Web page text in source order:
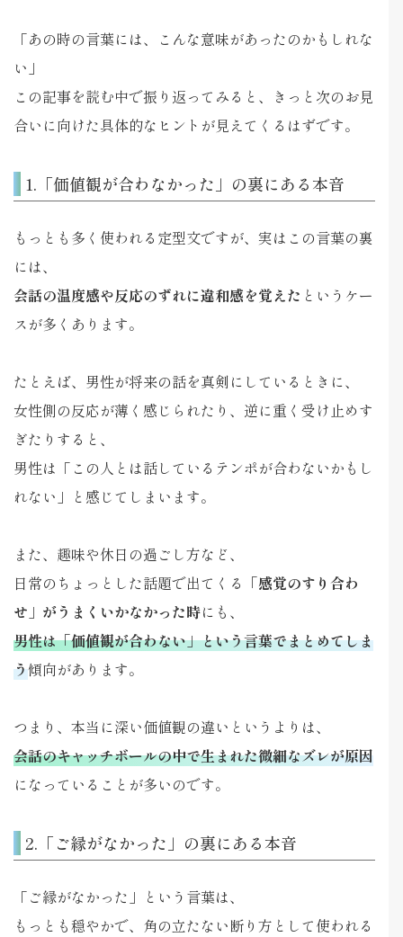
「あの時の言葉には、こんな意味があったのかもしれな
い」
この記事を読む中で振り返ってみると、きっと次のお見
合いに向けた具体的なヒントが見えてくるはずです。
1.「価値観が合わなかった」の裏にある本音
もっとも多く使われる定型文ですが、実はこの言葉の裏
には、
会話の温度感や反応のずれに違和感を覚えた というケー
スが多くあります。
たとえば、男性が将来の話を真剣にしているときに、
女性側の反応が薄く感じられたり、逆に重く受け止めす
ぎたりすると、
男性は「この人とは話しているテンポが合わないかもし
れない」と感じてしまいます。
また、趣味や休日の過ごし方など、
日常のちょっとした話題で出てくる 「感覚のすり合わ
せ」がうまくいかなかった時にも、
男性は「価値観が合わない」という言葉でまとめてしま
う傾向があります。
つまり、本当に深い価値観の違いというよりは、
会話のキャッチボールの中で生まれた微細なズレが原因
になっていることが多いのです。
2.「ご縁がなかった」の裏にある本音
「ご縁がなかった」という言葉は、
もっとも穏やかで、角の立たない断り方として使われる